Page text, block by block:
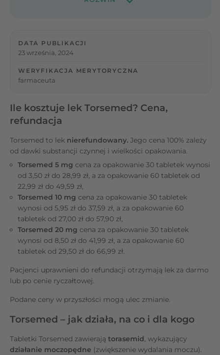
DATA PUBLIKACJI
23 września, 2024
WERYFIKACJA MERYTORYCZNA
farmaceuta
Ile kosztuje lek Torsemed? Cena,
refundacja
Torsemed to lek nierefundowany. Jego cena 100% zależy
od dawki substancji czynnej i wielkości opakowania.
Torsemed 5 mg cena za opakowanie 30 tabletek wynosi
od 3,50 zł do 28,99 zł, a za opakowanie 60 tabletek od
22,99 zł do 49,59 zł,
Torsemed 10 mg cena za opakowanie 30 tabletek
wynosi od 5,95 zł do 37,59 zł, a za opakowanie 60
tabletek od 27,00 zł do 57,90 zł,
Torsemed 20 mg cena za opakowanie 30 tabletek
wynosi od 8,50 zł do 41,99 zł, a za opakowanie 60
tabletek od 29,50 zł do 66,99 zł.
Pacjenci uprawnieni do refundacji otrzymają lek za darmo
lub po cenie ryczałtowej.
Podane ceny w przyszłości mogą ulec zmianie.
Torsemed – jak działa, na co i dla kogo
Tabletki Torsemed zawierają torasemid, wykazujący
działanie moczopędne (zwiększenie wydalania moczu).